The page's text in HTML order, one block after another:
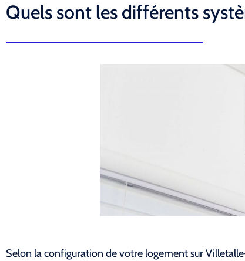
Quels sont les différents
Selon la configuration de votre logement sur